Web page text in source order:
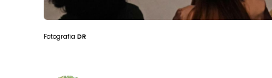
Fotografia DR